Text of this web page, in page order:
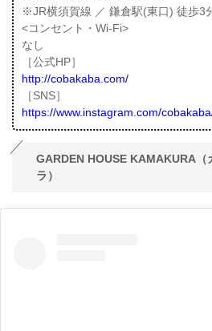
※JR横須賀線 ／ 鎌倉駅(東口) 徒歩3
<コンセント・Wi-Fi>
なし
［公式HP］
http://cobakaba.com/
［SNS］
https://www.instagram.com/
GARDEN HOUSE KAMAKURA（
ラ）